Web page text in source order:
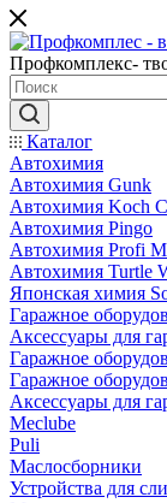
Профкомплекс-
Каталог
Автохимия
Автохимия Gunk
Автохимия Koch
Автохимия Pingo
Автохимия Profi
Автохимия Turtle
Японская химия
Гаражное
Аксессуары для
Гаражное
Гаражное
Аксессуары для
Meclube
Puli
Маслосборники
Устройства для